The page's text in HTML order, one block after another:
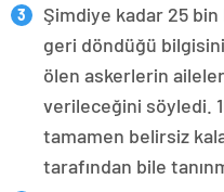
Şimdiye kadar 25 bin
geri döndüğü
ölen askerlerin
verileceğini söyledi.
tamamen belirsiz
tarafından bile